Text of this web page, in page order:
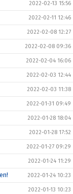
2022-02-13 15:56
2022-02-11 12:46
2022-02-08 12:27
2022-02-08 09:36
2022-02-04 16:06
2022-02-03 12:44
2022-02-03 11:38
2022-01-31 09:49
2022-01-28 18:04
2022-01-28 17:52
2022-01-27 09:29
2022-01-24 11:29
2022-01-24 10:23
2022-01-13 10:23